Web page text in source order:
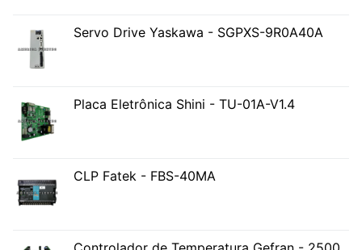
Servo Drive Yaskawa - SGPXS-9R0A40A
Placa Eletrônica Shini - TU-01A-V1.4
CLP Fatek - FBS-40MA